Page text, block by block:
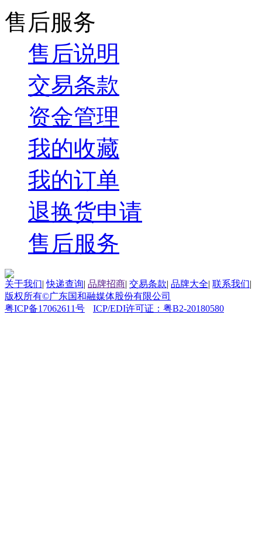
售后服务
售后说明
交易条款
资金管理
我的收藏
我的订单
退换货申请
售后服务
关于我们|快递查询| 品牌招商| 交易条款| 品牌大全| 联系我们|
版权所有©广东国和融媒体股份有限公司
粤ICP备17062611号
ICP/EDI许可证：粤B2-20180580